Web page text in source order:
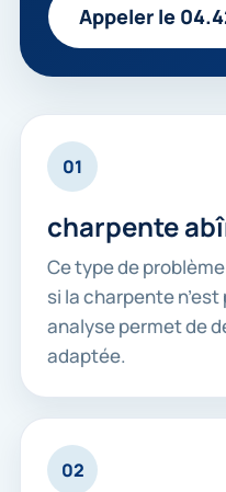
Appeler le
01
charpente
Ce type de
si la charpente
analyse permet de
adaptée.
02